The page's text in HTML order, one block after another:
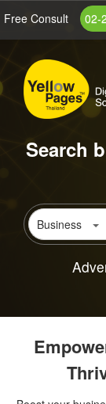
content
Free Consult 02-
Search
Business